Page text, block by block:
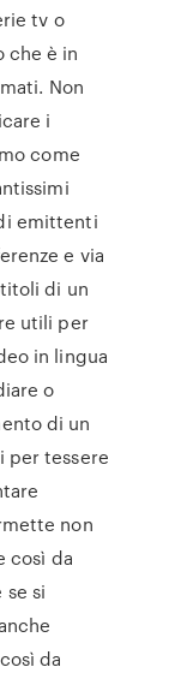
tv o
che è in
Non
i
come
emittenti
e via
di un
utili per
in lingua
o
di un
per tessere
non
così da
se si
da